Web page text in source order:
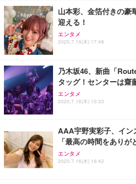
山本彩、金箔付きの豪
迎える！
エンタメ
2020.7.16(木) 17:48
乃木坂46、新曲「
タッグ！センターは齋
エンタメ
2020.7.16(木) 10:33
AAA宇野実彩子、イン
「最高の時間をありが
エンタメ
2020.7.16(木) 16:42